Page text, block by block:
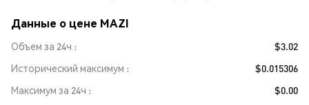
Данные о цене MAZI
Объем за 24ч
$3.02
Исторический максимум
$0.015306
Максимум за 24ч
$0.00